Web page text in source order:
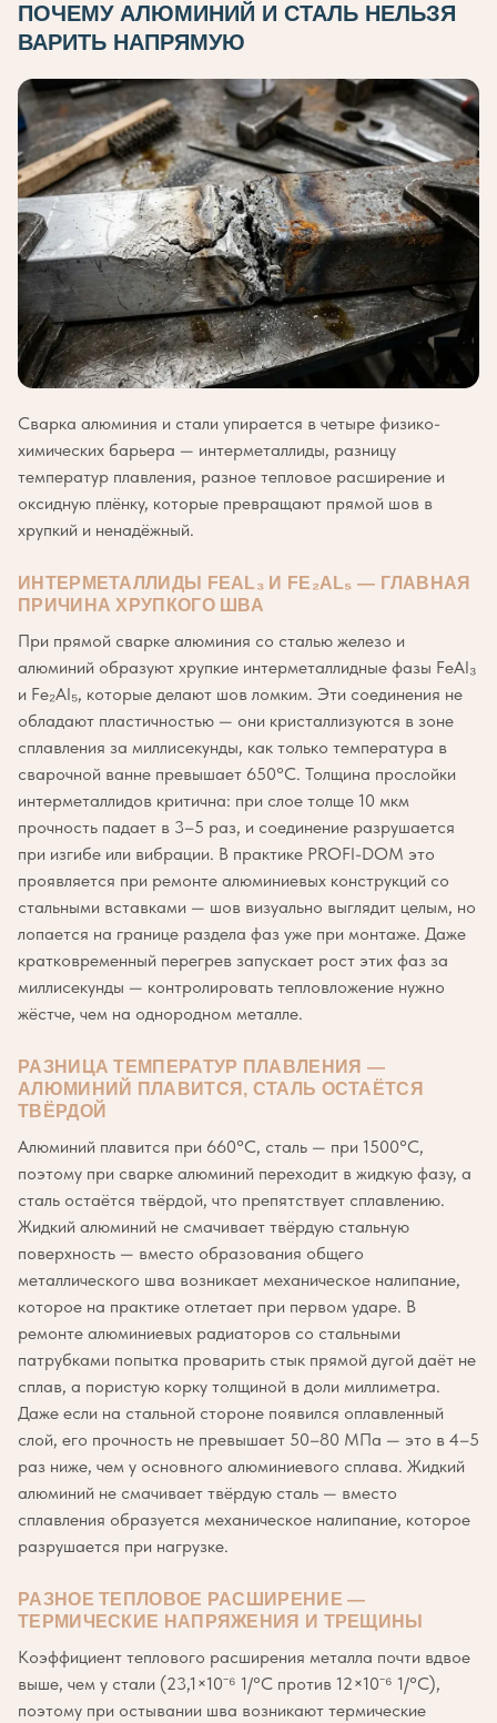
ПОЧЕМУ АЛЮМИНИЙ И СТАЛЬ НЕЛЬЗЯ
ВАРИТЬ НАПРЯМУЮ
Сварка алюминия и стали упирается в четыре физико-
химических барьера — интерметаллиды, разницу
температур плавления, разное тепловое расширение и
оксидную плёнку, которые превращают прямой шов в
хрупкий и ненадёжный.
ИНТЕРМЕТАЛЛИДЫ FEAL₃ И FE₂AL₅ — ГЛАВНАЯ
ПРИЧИНА ХРУПКОГО ШВА
При прямой сварке алюминия со сталью железо и
алюминий образуют хрупкие интерметаллидные фазы FeAl₃
и Fe₂Al₅, которые делают шов ломким. Эти соединения не
обладают пластичностью — они кристаллизуются в зоне
сплавления за миллисекунды, как только температура в
сварочной ванне превышает 650°C. Толщина прослойки
интерметаллидов критична: при слое толще 10 мкм
прочность падает в 3–5 раз, и соединение разрушается
при изгибе или вибрации. В практике PROFI-DOM это
проявляется при ремонте алюминиевых конструкций со
стальными вставками — шов визуально выглядит целым, но
лопается на границе раздела фаз уже при монтаже. Даже
кратковременный перегрев запускает рост этих фаз за
миллисекунды — контролировать тепловложение нужно
жёстче, чем на однородном металле.
РАЗНИЦА ТЕМПЕРАТУР ПЛАВЛЕНИЯ —
АЛЮМИНИЙ ПЛАВИТСЯ, СТАЛЬ ОСТАЁТСЯ
ТВЁРДОЙ
Алюминий плавится при 660°C, сталь — при 1500°C,
поэтому при сварке алюминий переходит в жидкую фазу, а
сталь остаётся твёрдой, что препятствует сплавлению.
Жидкий алюминий не смачивает твёрдую стальную
поверхность — вместо образования общего
металлического шва возникает механическое налипание,
которое на практике отлетает при первом ударе. В
ремонте алюминиевых радиаторов со стальными
патрубками попытка проварить стык прямой дугой даёт не
сплав, а пористую корку толщиной в доли миллиметра.
Даже если на стальной стороне появился оплавленный
слой, его прочность не превышает 50–80 МПа — это в 4–5
раз ниже, чем у основного алюминиевого сплава. Жидкий
алюминий не смачивает твёрдую сталь — вместо
сплавления образуется механическое налипание, которое
разрушается при нагрузке.
РАЗНОЕ ТЕПЛОВОЕ РАСШИРЕНИЕ —
ТЕРМИЧЕСКИЕ НАПРЯЖЕНИЯ И ТРЕЩИНЫ
Коэффициент теплового расширения металла почти вдвое
выше, чем у стали (23,1×10⁻⁶ 1/°C против 12×10⁻⁶ 1/°C),
поэтому при остывании шва возникают термические